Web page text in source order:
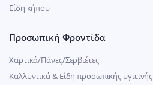
Είδη κήπου
Προσωπική Φροντίδα
Χαρτικά/Πάνες/Σερβιέτες
Καλλυντικά & Είδη προσωπικής υγιεινής